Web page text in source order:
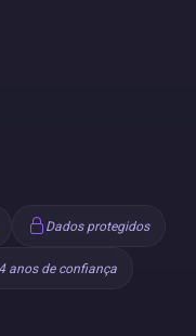
Dados protegidos
anos de confiança